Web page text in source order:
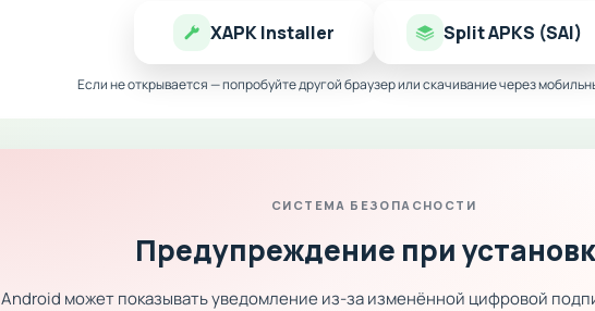
XAPK Installer Split APKS (SAI)
Если не открывается — попробуйте другой браузер или скачивание через
СИСТЕМА БЕЗОПАСНОСТИ
Предупреждение при
Android может показывать уведомление из-за изменённой цифровой